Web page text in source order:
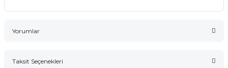
Yorumlar
Taksit Seçenekleri